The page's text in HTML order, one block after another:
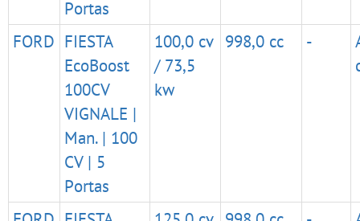
Portas
FORD FIESTA
EcoBoost
100CV
VIGNALE |
Man. | 100
CV | 5
Portas
100,0 cv
/ 73,5
kw
998,0 cc -